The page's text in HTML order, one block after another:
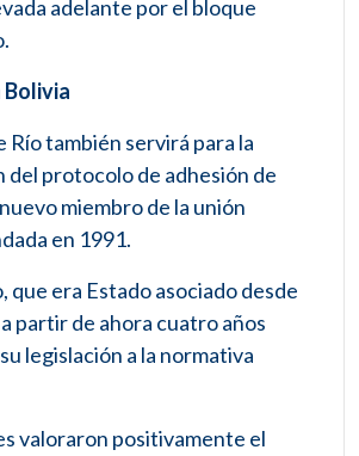
adelante por el bloque
Bolivia
Río también servirá para la
del protocolo de adhesión de
miembro de la unión
en 1991.
que era Estado asociado desde
partir de ahora cuatro años
legislación a la normativa
valoraron positivamente el